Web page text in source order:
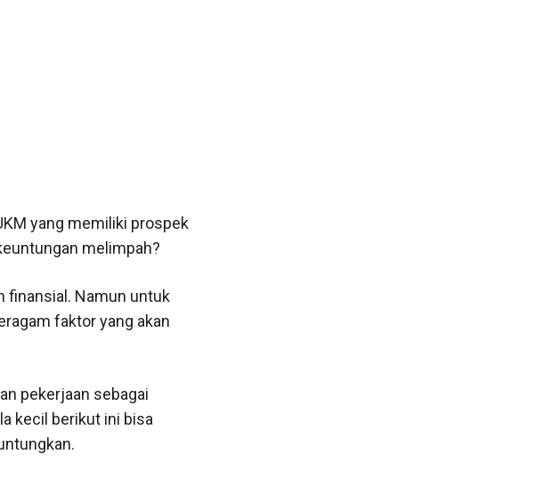
yang memiliki prospek
melimpah?
finansial. Namun untuk
faktor yang akan
pekerjaan sebagai
kecil berikut ini bisa